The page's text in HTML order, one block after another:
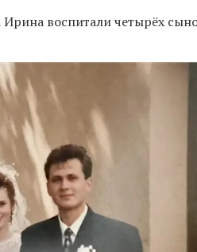
воспитали четырёх